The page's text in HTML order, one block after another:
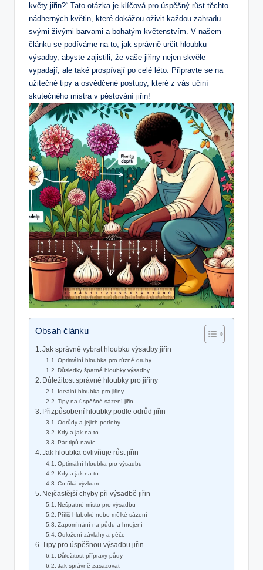
květy jiřin?“ Tato otázka je klíčová pro úspěšný růst těchto
nádherných květin, které dokážou oživit každou zahradu
svými živými barvami a bohatým květenstvím. V našem
článku se podíváme na to, jak správně určit hloubku
výsadby, abyste zajistili, že vaše jiřiny nejen skvěle
vypadají, ale také prospívají po celé léto. Připravte se na
užitečné tipy a osvědčené postupy, které z vás učiní
skutečného mistra v pěstování jiřin!
Obsah článku
Jak správně vybrat hloubku výsadby jiřin
Optimální hloubka pro různé druhy
Důsledky špatné hloubky výsadby
Důležitost správné hloubky pro jiřiny
Ideální hloubka pro jiřiny
Tipy na úspěšné sázení jiřin
Přizpůsobení hloubky podle odrůd jiřin
Odrůdy a jejich potřeby
Kdy a jak na to
Pár tipů navíc
Jak hloubka ovlivňuje růst jiřin
Optimální hloubka pro výsadbu
Kdy a jak na to
Co říká výzkum
Nejčastější chyby při výsadbě jiřin
Nešpatné místo pro výsadbu
Příliš hluboké nebo mělké sázení
Zapomínání na půdu a hnojení
Odložení závlahy a péče
Tipy pro úspěšnou výsadbu jiřin
Důležitost přípravy půdy
Jak správně zasazovat